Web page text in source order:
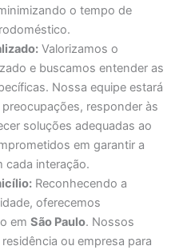
o tempo de
Valorizamos o
e buscamos entender as
Nossa equipe estará
responder às
soluções adequadas ao
em garantir a
cada interação.
Reconhecendo a
oferecemos
emSão Paulo. Nossos
ou empresa para